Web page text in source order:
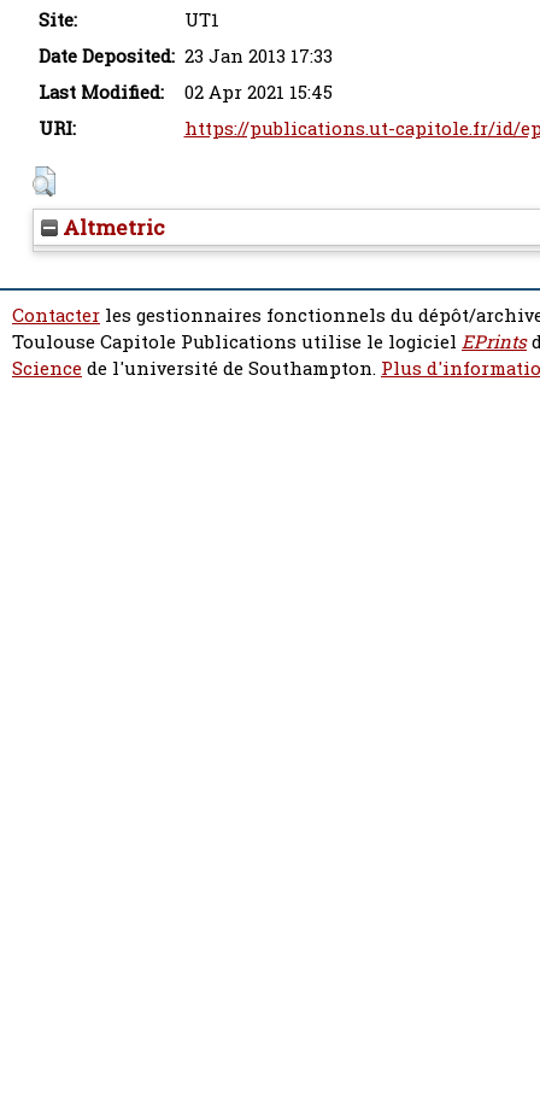
Site:
UT1
Date Deposited: 23 Jan 2013 17:33
Last Modified:
02 Apr 2021 15:45
URI:
https://publications.ut-capitole.fr/id/
Altmetric
Contacter les gestionnaires fonctionnels du dépôt/
Toulouse Capitole Publications utilise le logiciel EPrints
Sciencede l'université de Southampton. Plus